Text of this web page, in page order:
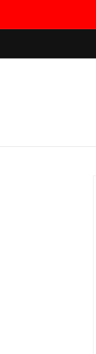
al contenido